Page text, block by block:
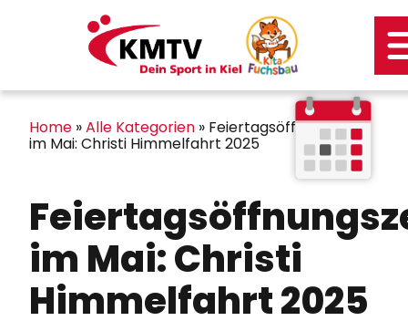
Mitgliederportal
Home »Alle Kategorien » Feiertagsöffnungszeit
im Mai: Christi Himmelfahrt 2025
im Mai: Christi
Himmelfahrt 2025